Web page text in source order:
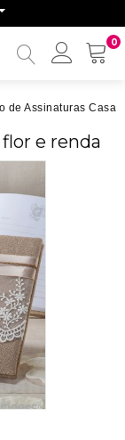
0
Minha
de Assinaturas
e renda